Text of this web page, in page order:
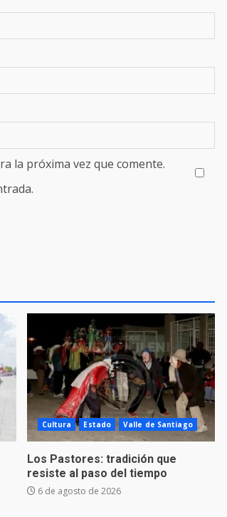
la próxima vez que comente.
Cultura Estado Valle de Santiago
Los Pastores: tradición que
resiste al paso del tiempo
6 de agosto de 2026